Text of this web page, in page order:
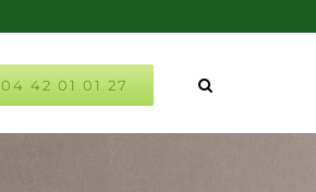
04 42 01 01 27